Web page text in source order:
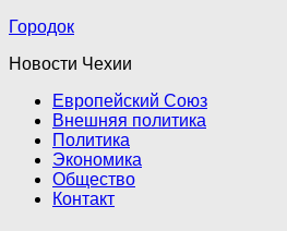
Городок
Новости Чехии
Европейский Союз
Внешняя политика
Политика
Экономика
Общество
Контакт